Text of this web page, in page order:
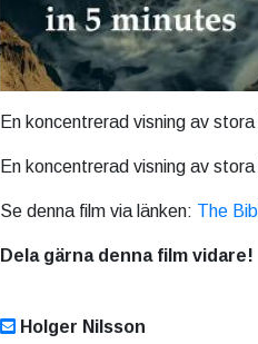
En koncentrerad visning av
En koncentrerad visning av
Se denna film via länken: The
Dela gärna denna film vidare!
Holger Nilsson